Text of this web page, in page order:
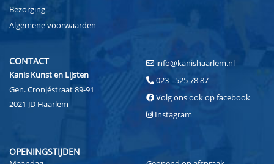
Bezorging
Algemene voorwaarden
CONTACT
Kanis Kunst en Lijsten
Gen. Cronjéstraat 89-91
2021 JD Haarlem
info@kanishaarlem.nl
023 - 525 78 87
Volg ons ook op facebook
Instagram
OPENINGSTIJDEN